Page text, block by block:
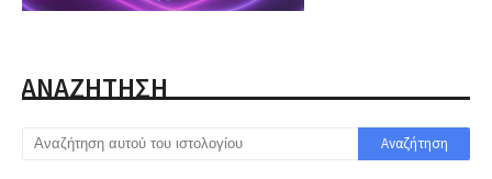
ΑΝΑΖΗΤΗΣΗ